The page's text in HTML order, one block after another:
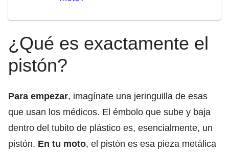
¿Qué es exactamente el
pistón?
Para empezar, imagínate una jeringuilla de esas
que usan los médicos. El émbolo que sube y baja
dentro del tubito de plástico es, esencialmente, un
pistón. En tu moto, el pistón es esa pieza metálica